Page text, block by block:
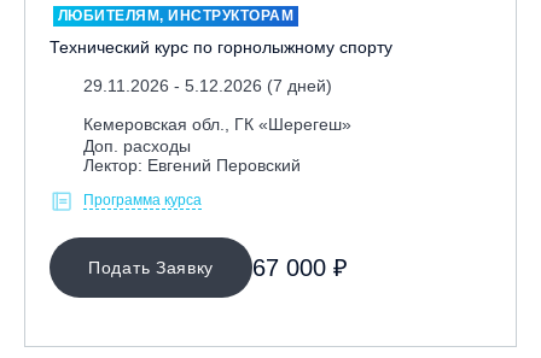
ЛЮБИТЕЛЯМ, ИНСТРУКТОРАМ
Технический курс по горнолыжному спорту
29.11.2026 - 5.12.2026 (7 дней)
Кемеровская обл., ГК «Шерегеш»
Доп. расходы
Лектор: Евгений Перовский
Программа курса
Подать Заявку 67 000 ₽